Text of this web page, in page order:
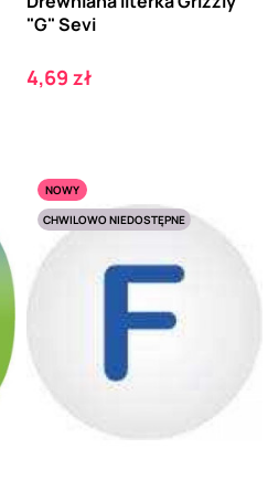
"G" Sevi
Cena
4,69 zł
NOWY
CHWILOWO NIEDOSTĘPNE